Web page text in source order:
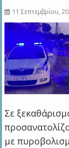
11 Σεπτεμβρίου,
Σε
με